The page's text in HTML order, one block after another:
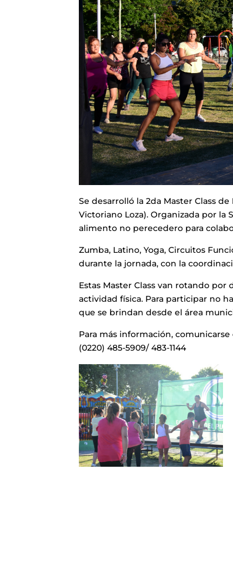
Se desarrolló la 2da Master Class
Victoriano Loza). Organizada por
alimento no perecedero para
Zumba, Latino, Yoga, Circuitos
durante la jornada, con la
Estas Master Class van rotando
actividad física. Para participar no
que se brindan desde el área
Para más información,
(0220) 485-5909/ 483-1144